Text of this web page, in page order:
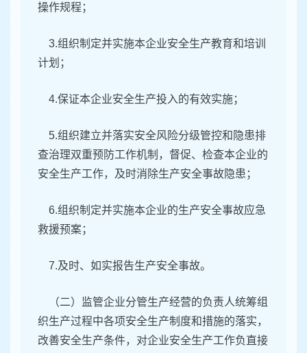
操作规程；
3.组织制定并实施本企业安全生产教育和培训
计划；
4.保证本企业安全生产投入的有效实施；
5.组织建立并落实安全风险分级管控和隐患排
查治理双重预防工作机制，督促、检查本企业的
安全生产工作，及时消除生产安全事故隐患；
6.组织制定并实施本企业的生产安全事故应急
救援预案；
7.及时、如实报告生产安全事故。
（二）监管企业分管生产经营的负责人统筹组
织生产过程中各项安全生产制度和措施的落实，
改善安全生产条件，对企业安全生产工作负直接